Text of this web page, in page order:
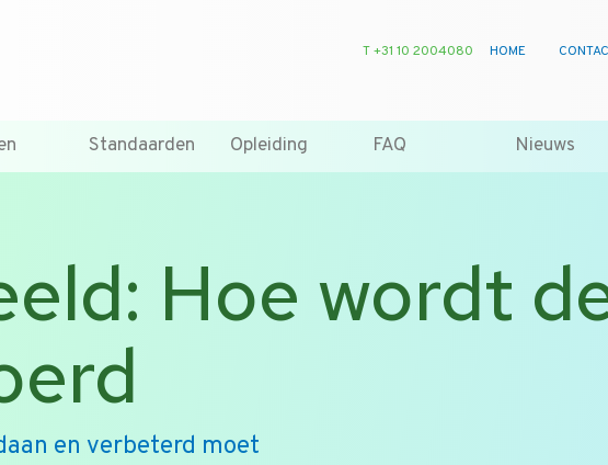
T +31 10 2004080 HOME
Standaarden Opleiding FAQ Nieuws
Hoe wordt
en verbeterd moet